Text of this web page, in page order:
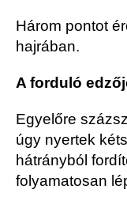
Három pontot
hajrában.
A forduló
Egyelőre
úgy nyertek
hátrányból
folyamatosan